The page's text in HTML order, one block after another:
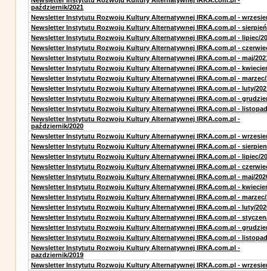
październik/2021
Newsletter Instytutu Rozwoju Kultury Alternatywnej IRKA.com.pl -
Newsletter Instytutu Rozwoju Kultury Alternatywnej IRKA.com.pl -
Newsletter Instytutu Rozwoju Kultury Alternatywnej IRKA.com.pl - lipiec/
Newsletter Instytutu Rozwoju Kultury Alternatywnej IRKA.com.pl -
Newsletter Instytutu Rozwoju Kultury Alternatywnej IRKA.com.pl - maj/
Newsletter Instytutu Rozwoju Kultury Alternatywnej IRKA.com.pl -
Newsletter Instytutu Rozwoju Kultury Alternatywnej IRKA.com.pl - marzec/
Newsletter Instytutu Rozwoju Kultury Alternatywnej IRKA.com.pl - luty/
Newsletter Instytutu Rozwoju Kultury Alternatywnej IRKA.com.pl -
Newsletter Instytutu Rozwoju Kultury Alternatywnej IRKA.com.pl -
Newsletter Instytutu Rozwoju Kultury Alternatywnej IRKA.com.pl -
październik/2020
Newsletter Instytutu Rozwoju Kultury Alternatywnej IRKA.com.pl -
Newsletter Instytutu Rozwoju Kultury Alternatywnej IRKA.com.pl -
Newsletter Instytutu Rozwoju Kultury Alternatywnej IRKA.com.pl - lipiec/
Newsletter Instytutu Rozwoju Kultury Alternatywnej IRKA.com.pl -
Newsletter Instytutu Rozwoju Kultury Alternatywnej IRKA.com.pl - maj/
Newsletter Instytutu Rozwoju Kultury Alternatywnej IRKA.com.pl -
Newsletter Instytutu Rozwoju Kultury Alternatywnej IRKA.com.pl - marzec/
Newsletter Instytutu Rozwoju Kultury Alternatywnej IRKA.com.pl - luty/
Newsletter Instytutu Rozwoju Kultury Alternatywnej IRKA.com.pl -
Newsletter Instytutu Rozwoju Kultury Alternatywnej IRKA.com.pl -
Newsletter Instytutu Rozwoju Kultury Alternatywnej IRKA.com.pl -
Newsletter Instytutu Rozwoju Kultury Alternatywnej IRKA.com.pl -
pazdziernik/2019
Newsletter Instytutu Rozwoju Kultury Alternatywnej IRKA.com.pl -